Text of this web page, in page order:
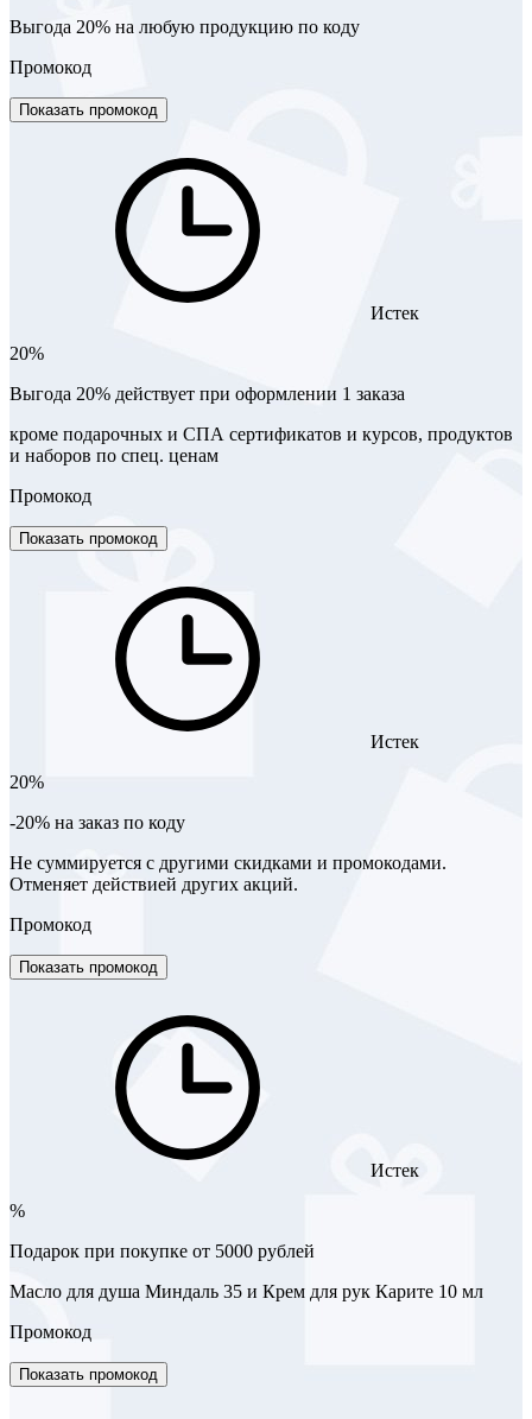
Выгода 20% на любую продукцию по коду
Промокод
Показать промокод
Истек
20%
Выгода 20% действует при оформлении 1 заказа
кроме подарочных и СПА сертификатов и курсов, продуктов
и наборов по спец. ценам
Промокод
Показать промокод
Истек
20%
-20% на заказ по коду
Не суммируется с другими скидками и промокодами.
Отменяет действией других акций.
Промокод
Показать промокод
Истек
%
Подарок при покупке от 5000 рублей
Масло для душа Миндаль 35 и Крем для рук Карите 10 мл
Промокод
Показать промокод